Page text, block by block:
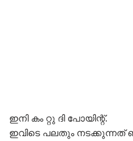
ഇനി കം റ്റു ദി പോയിന്റ്.
ഇവിടെ പലതും